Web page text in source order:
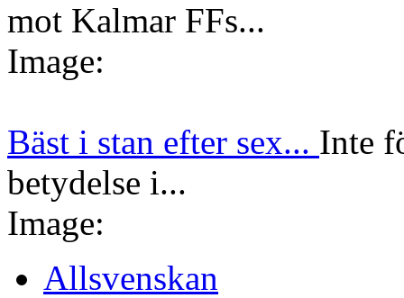
mot Kalmar FFs...
Image:
Bäst i stan efter sex... Inte
betydelse i...
Image:
Allsvenskan